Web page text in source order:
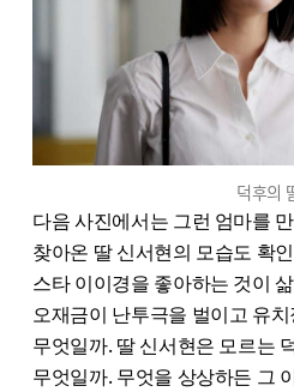
덕후의
다음 사진에서는 그런 엄마를
찾아온 딸 신서현의 모습도 확
스타 이이경을 좋아하는 것이
오재금이 난투극을 벌이고 유
무엇일까. 딸 신서현은 모르는
무엇일까. 무엇을 상상하든 그